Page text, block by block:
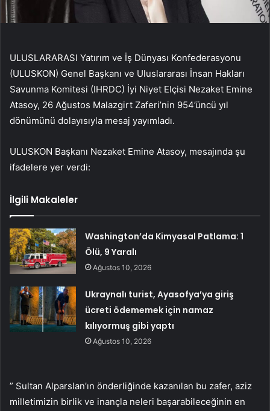
ULUSLARARASI Yatırım ve İş Dünyası Konfederasyonu
(ULUSKON) Genel Başkanı ve Uluslararası İnsan Hakları
Savunma Komitesi (IHRDC) İyi Niyet Elçisi Nezaket Emine
Atasoy, 26 Ağustos Malazgirt Zaferi’nin 954’üncü yıl
dönümünü dolayısıyla mesaj yayımladı.
ULUSKON Başkanı Nezaket Emine Atasoy, mesajında şu
ifadelere yer verdi:
İlgili Makaleler
Washington’da Kimyasal Patlama: 1
Ölü, 9 Yaralı
Ağustos 10, 2026
Ukraynalı turist, Ayasofya’ya giriş
ücreti ödememek için namaz
kılıyormuş gibi yaptı
Ağustos 10, 2026
” Sultan Alparslan’ın önderliğinde kazanılan bu zafer, aziz
milletimizin birlik ve inançla neleri başarabileceğinin en